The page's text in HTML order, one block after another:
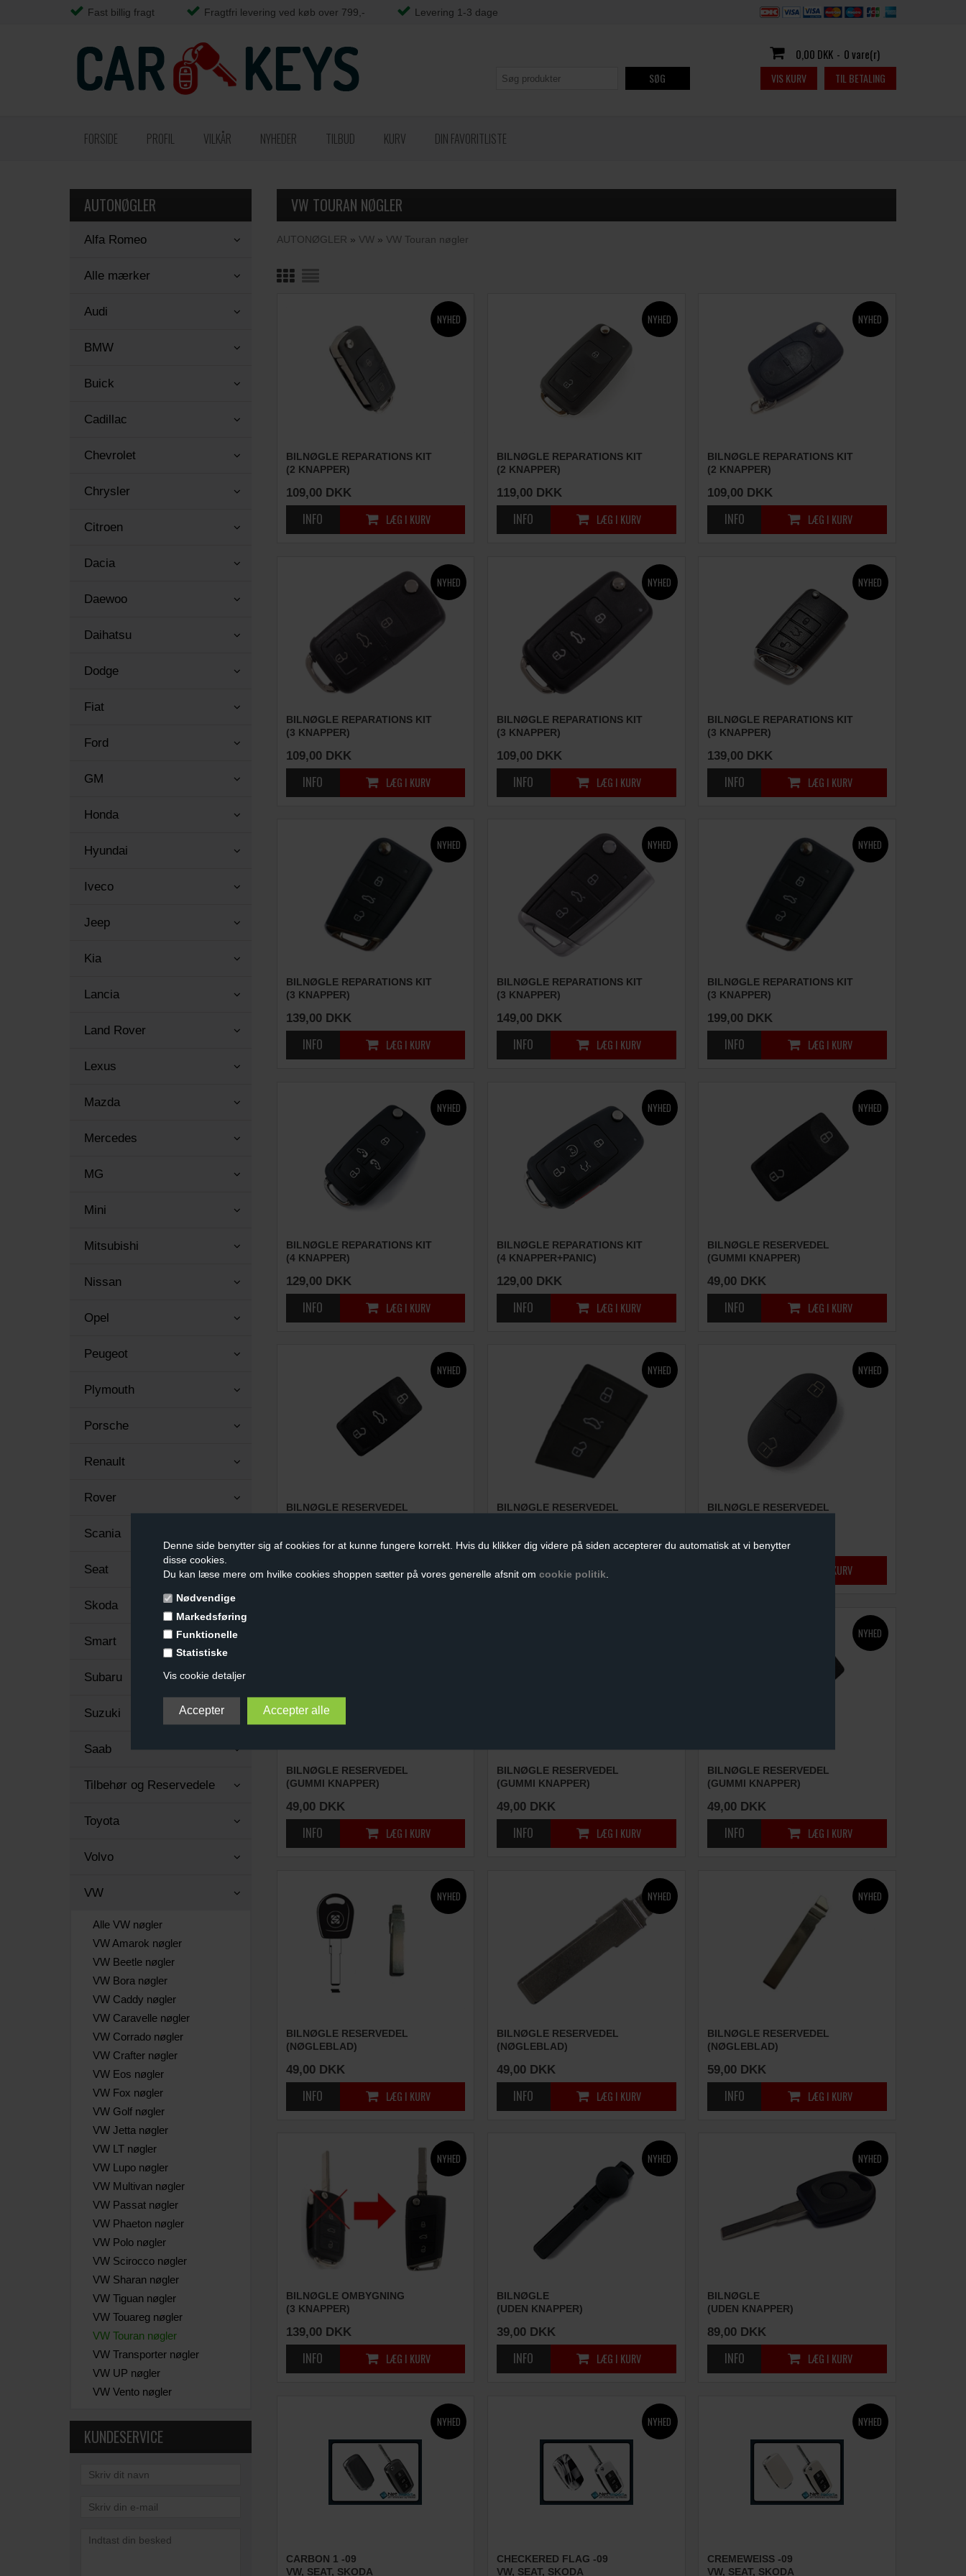
Denne side benytter sig af cookies for at kunne fungere korrekt. Hvis du klikker dig videre på siden accepterer du automatisk at vi benytter
disse cookies.
Du kan læse mere om hvilke cookies shoppen sætter på vores generelle afsnit om cookie politik.
Nødvendige
Markedsføring
Funktionelle
Statistiske
Vis cookie detaljer
Fast billig fragt Fragtfri levering ved køb over 799,- Levering 1-3 dage
0,00 DKK - 0 vare(r)
VIS KURV TIL BETALING
FORSIDE PROFIL VILKÅR NYHEDER TILBUD KURV DIN FAVORITLISTE
SØG
AUTONØGLER
Alfa Romeo
Alle mærker
Audi
BMW
Buick
Cadillac
Chevrolet
Chrysler
Citroen
Dacia
Daewoo
Daihatsu
Dodge
Fiat
Ford
GM
Honda
Hyundai
Iveco
Jeep
Kia
Lancia
Land Rover
Lexus
Mazda
Mercedes
MG
Mini
Mitsubishi
Nissan
Opel
Peugeot
Plymouth
Porsche
Renault
Rover
Scania
Seat
Skoda
Smart
Subaru
Suzuki
Saab
Tilbehør og Reservedele
Toyota
Volvo
VW
Alle VW nøgler
VW Amarok nøgler
VW Beetle nøgler
VW Bora nøgler
VW Caddy nøgler
VW Caravelle nøgler
VW Corrado nøgler
VW Crafter nøgler
VW Eos nøgler
VW Fox nøgler
VW Golf nøgler
VW Jetta nøgler
VW LT nøgler
VW Lupo nøgler
VW Multivan nøgler
VW Passat nøgler
VW Phaeton nøgler
VW Polo nøgler
VW Scirocco nøgler
VW Sharan nøgler
VW Tiguan nøgler
VW Touareg nøgler
VW Touran nøgler
VW Transporter nøgler
VW UP nøgler
VW Vento nøgler
KUNDESERVICE
VW TOURAN NØGLER
AUTONØGLER » VW» VW Touran nøgler
BILNØGLE REPARATIONS KIT
(2 KNAPPER)
109,00 DKK
BILNØGLE REPARATIONS KIT
(2 KNAPPER)
119,00 DKK
BILNØGLE REPARATIONS KIT
(2 KNAPPER)
109,00 DKK
BILNØGLE REPARATIONS KIT
(3 KNAPPER)
109,00 DKK
BILNØGLE REPARATIONS KIT
(3 KNAPPER)
109,00 DKK
BILNØGLE REPARATIONS KIT
(3 KNAPPER)
139,00 DKK
BILNØGLE REPARATIONS KIT
(3 KNAPPER)
139,00 DKK
BILNØGLE REPARATIONS KIT
(3 KNAPPER)
149,00 DKK
BILNØGLE REPARATIONS KIT
(3 KNAPPER)
199,00 DKK
BILNØGLE REPARATIONS KIT
(4 KNAPPER)
129,00 DKK
BILNØGLE REPARATIONS KIT
(4 KNAPPER+PANIC)
129,00 DKK
BILNØGLE RESERVEDEL
(GUMMI KNAPPER)
49,00 DKK
BILNØGLE RESERVEDEL
49,00 DKK
BILNØGLE RESERVEDEL
49,00 DKK
BILNØGLE RESERVEDEL
49,00 DKK
BILNØGLE RESERVEDEL
(GUMMI KNAPPER)
49,00 DKK
BILNØGLE RESERVEDEL
(GUMMI KNAPPER)
49,00 DKK
BILNØGLE RESERVEDEL
(GUMMI KNAPPER)
49,00 DKK
BILNØGLE RESERVEDEL
(NØGLEBLAD)
49,00 DKK
BILNØGLE RESERVEDEL
(NØGLEBLAD)
49,00 DKK
BILNØGLE RESERVEDEL
(NØGLEBLAD)
59,00 DKK
BILNØGLE OMBYGNING
(3 KNAPPER)
139,00 DKK
BILNØGLE
(UDEN KNAPPER)
39,00 DKK
BILNØGLE
(UDEN KNAPPER)
89,00 DKK
CARBON 1 -09
VW, SEAT, SKODA
CHECKERED FLAG -09
VW, SEAT, SKODA
CREMEWEISS -09
VW, SEAT, SKODA